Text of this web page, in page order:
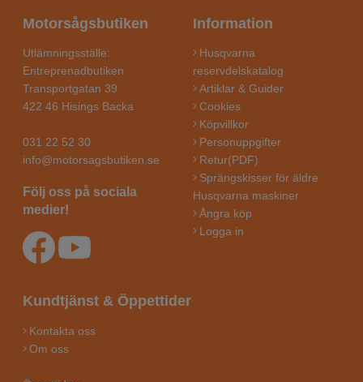
Motorsågsbutiken
Utlämningsställe:
Entreprenadbutiken
Transportgatan 39
422 46 Hisings Backa
031 22 52 30
info@motorsagsbutiken.se
Följ oss på sociala
medier!
Information
Husqvarna
reservdelskatalog
Artiklar & Guider
Cookies
Köpvillkor
Personuppgifter
Retur(PDF)
Sprängskisser för äldre
Husqvarna maskiner
Ångra köp
Logga in
Kundtjänst & Öppettider
Kontakta oss
Om oss